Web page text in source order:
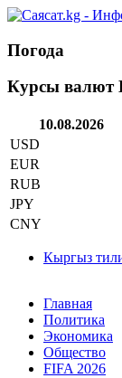
Погода
Курсы
10.08.2026
USD
EUR
RUB
JPY
CNY
Кыргыз
Главная
Политика
Экономика
Общество
FIFA 2026